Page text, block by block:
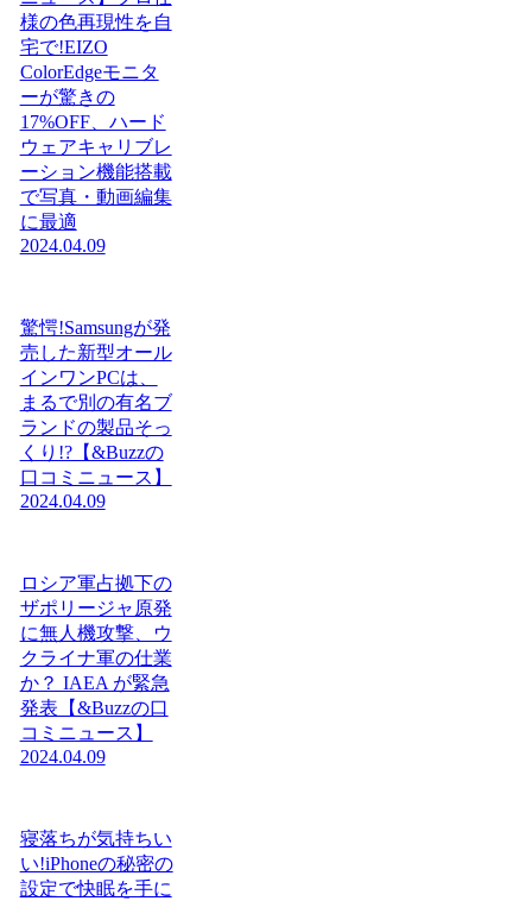
様の色再現性を自
宅で!EIZO
ColorEdgeモニタ
ーが驚きの
17%OFF、ハード
ウェアキャリブレ
ーション機能搭載
で写真・動画編集
に最適
2024.04.09
驚愕!Samsungが発
売した新型オール
インワンPCは、
まるで別の有名ブ
ランドの製品そっ
くり!?【&Buzzの
口コミニュース】
2024.04.09
ロシア軍占拠下の
ザポリージャ原発
に無人機攻撃、ウ
クライナ軍の仕業
か？ IAEA が緊急
発表【&Buzzの口
コミニュース】
2024.04.09
寝落ちが気持ちい
い!iPhoneの秘密の
設定で快眠を手に